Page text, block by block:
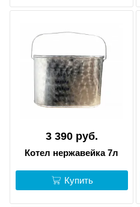
3 390 руб.
Котел нержавейка 7л
Купить